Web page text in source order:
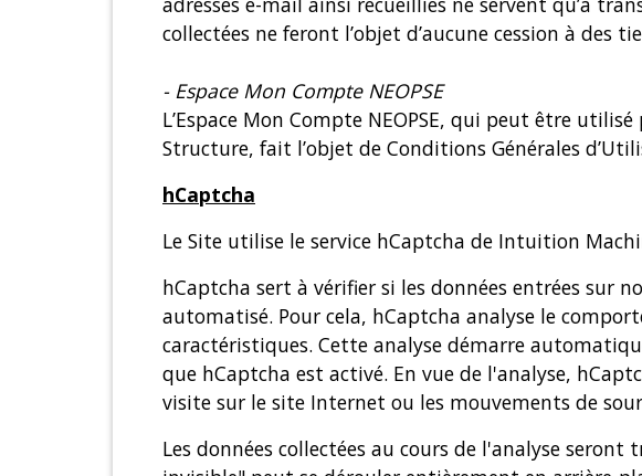
collectées ne feront l’objet d’aucune cession à
- Espace Mon Compte NEOPSE
L’Espace Mon Compte NEOPSE, qui peut être
Structure, fait l’objet de Conditions Générales
hCaptcha
Le Site utilise le service hCaptcha de Intuition
hCaptcha sert à vérifier si les données entrées
automatisé. Pour cela, hCaptcha analyse le
caractéristiques. Cette analyse démarre
que hCaptcha est activé. En vue de l'analyse,
visite sur le site Internet ou les mouvements de
Les données collectées au cours de l'analyse